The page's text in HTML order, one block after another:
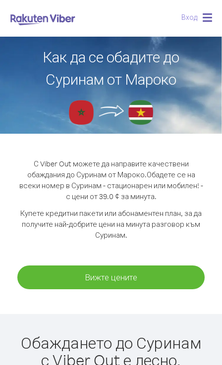
Вход
Как да се обадите до
Суринам от Мароко
С Viber Out можете да направите качествени
обаждания до Суринам от Мароко.Обадете се на
всеки номер в Суринам - стационарен или мобилен! -
с цени от 39.0 ¢ за минута.
Купете кредитни пакети или абонаментен план, за да
получите най-добрите цени на минута разговор към
Суринам.
Вижте цените
Обаждането до Суринам
с Viber Out е лесно.